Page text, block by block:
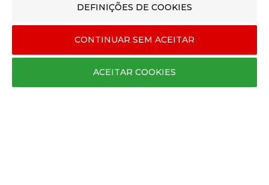
Métodos de Pagamento
Envios e Entregas
Trocas e Devoluções
Livro de Reclamações
DEFINIÇÕES DE COOKIES
CONTINUAR SEM ACEITAR
ACEITAR COOKIES